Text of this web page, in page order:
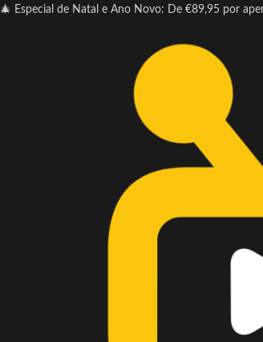
🎄 Especial de Natal e Ano Novo: De €89,95 por